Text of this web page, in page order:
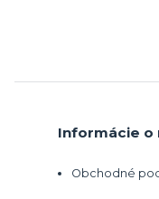
Informácie o
Obchodné